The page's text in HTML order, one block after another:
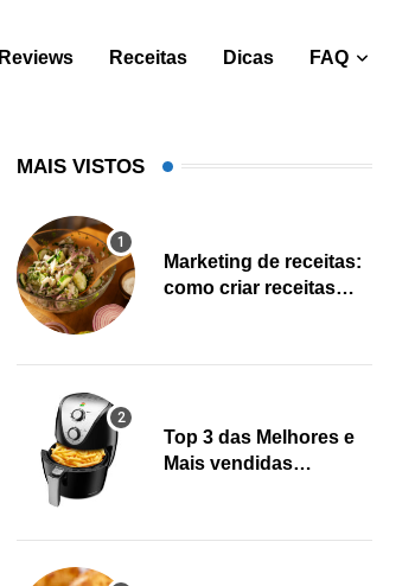
Reviews Receitas Dicas FAQ
MAIS VISTOS
Marketing de receitas:
como criar receitas
Top 3 das Melhores e
Mais vendidas